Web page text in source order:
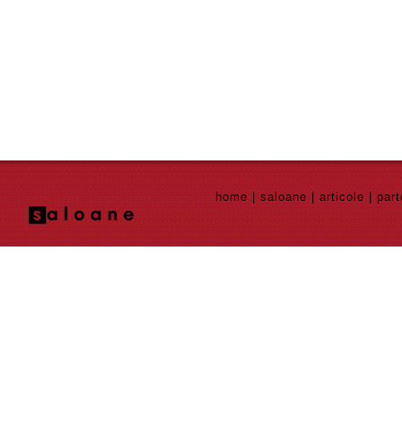
home saloane articole